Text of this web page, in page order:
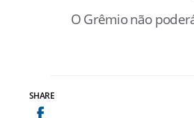
O Grêmio não
SHARE